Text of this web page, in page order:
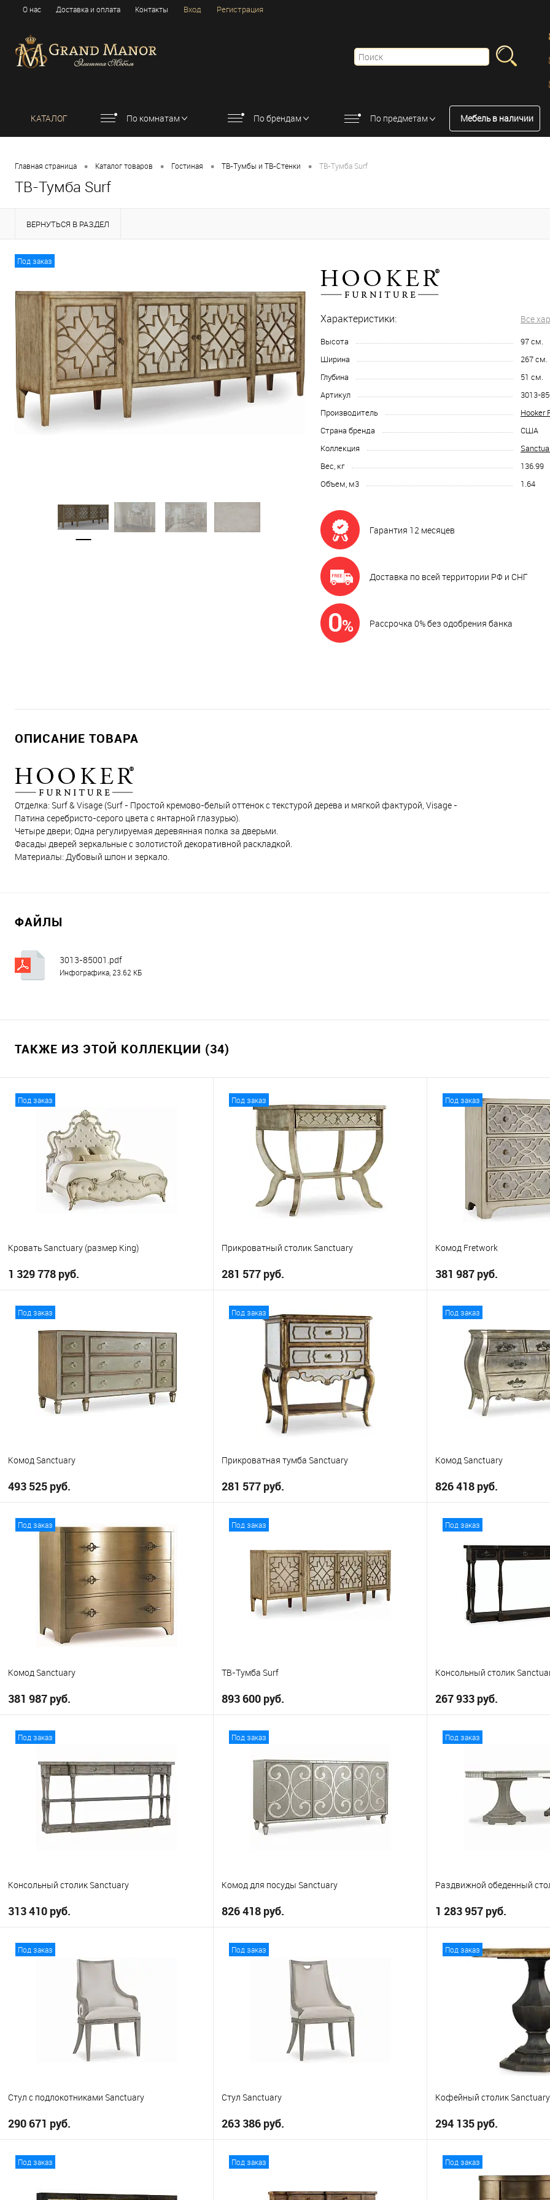
О нас Доставка и оплата Контакты Вход Регистрация
КАТАЛОГ По комнатам По брендам По предметам Мебель в наличии
Главная страница • Каталог товаров • Гостиная • ТВ-Тумбы и ТВ-Стенки • ТВ-Тумба Surf
ТВ-Тумба Surf
ВЕРНУТЬСЯ В РАЗДЕЛ
Под заказ
Характеристики: Все
Высота 97см.
Ширина
267см.
Глубина
51 см.
Артикул
3013-
Производитель
Hooker
Страна бренда
США
Коллекция
Вес, кг
136.99
Объем, м3
1.64
Гарантия 12 месяцев
Доставка по всей территории РФ и СНГ
Рассрочка 0% без одобрения банка
ОПИСАНИЕ ТОВАРА
Отделка: Surf & Visage (Surf - Простой кремово-белый оттенок с текстурой дерева и мягкой фактурой, Visage -
Патина серебристо-серого цвета с янтарной глазурью).
Четыре двери; Одна регулируемая деревянная полка за дверьми.
Фасады дверей зеркальные с золотистой декоративной раскладкой.
Материалы: Дубовый шпон и зеркало.
ФАЙЛЫ
3013-85001.pdf
Инфографика, 23.62 КБ
ТАКЖЕ ИЗ ЭТОЙ КОЛЛЕКЦИИ (34)
Под заказ
Кровать Sanctuary (размер King)
1 329 778 руб.
В избранное
Под заказ
Прикроватный столик Sanctuary
281 577 руб.
В избранное
Под заказ
Комод Fretwork
381 987 руб.
В избранное
Под заказ
Комод Sanctuary
493 525 руб.
Под заказ
Прикроватная тумба Sanctuary
281 577 руб.
В избранное
Под заказ
Комод Sanctuary
826 418 руб.
В избранное
Под заказ
Комод Sanctuary
381 987 руб.
В избранное
Под заказ
ТВ-Тумба Surf
893 600 руб.
В избранное
Под заказ
Консольный столик
267 933 руб.
В избранное
Под заказ
Консольный столик Sanctuary
313 410 руб.
Под заказ
Комод для посуды Sanctuary
826 418 руб.
Под заказ
Раздвижной обеденный
1 283 957 руб.
В
Под заказ
Стул с подлокотниками Sanctuary
290 671 руб.
Под заказ
Стул Sanctuary
263 386 руб.
Под заказ
Кофейный столик Sanctuary
294 135 руб.
Под заказ Под заказ Под заказ